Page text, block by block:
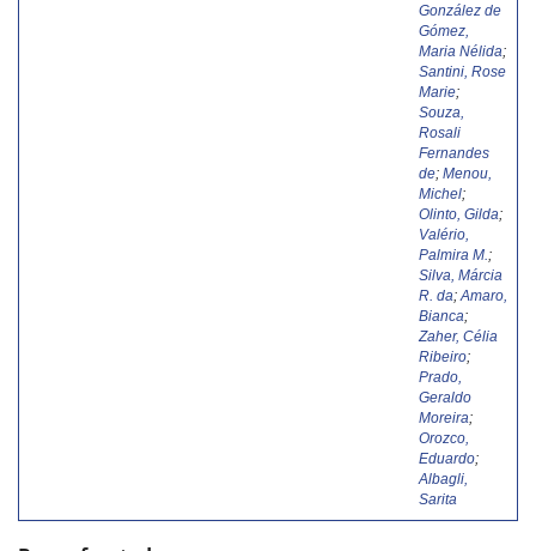
González de
Gómez,
Maria Nélida;
Santini, Rose
Marie;
Souza,
Rosali
Fernandes
de; Menou,
Michel;
Olinto, Gilda;
Valério,
Palmira M. ;
Silva, Márcia
R. da; Amaro,
Bianca;
Zaher, Célia
Ribeiro;
Prado,
Geraldo
Moreira;
Orozco,
Eduardo;
Albagli,
Sarita